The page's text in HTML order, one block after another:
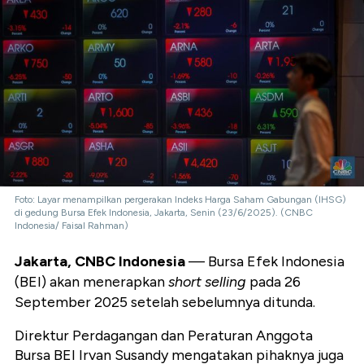
Foto: Layar menampilkan pergerakan Indeks Harga Saham Gabungan (IHSG)
di gedung Bursa Efek Indonesia, Jakarta, Senin (23/6/2025). (CNBC
Indonesia/ Faisal Rahman)
Jakarta, CNBC Indonesia— Bursa Efek Indonesia
(BEI) akan menerapkanshort selling pada 26
September 2025 setelah sebelumnya ditunda.
Direktur Perdagangan dan Peraturan Anggota
Bursa BEI Irvan Susandy mengatakan pihaknya juga